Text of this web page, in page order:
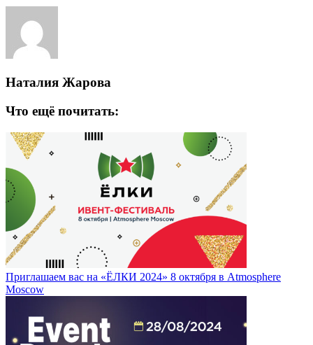
Наталия Жарова
Что ещё почитать:
Приглашаем вас на «ЁЛКИ 2024» 8 октября в Atmosphere
Moscow